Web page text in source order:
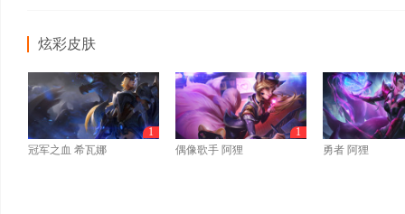
炫彩皮肤
冠军之血 希瓦娜
1
偶像歌手 阿狸
1
勇者 阿狸